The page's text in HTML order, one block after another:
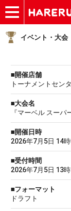
ショップ
買取
記事
デッキ検索
デッキ構築
選手一覧
店舗一覧
イベント
ヘルプ
お問い合わせ
イベント・大会
■開催店舗
トーナメントセン
■大会名
『マーベル スー
■開催日時
2026年7月5日 14
■受付時間
2026年7月5日 13
■フォーマット
ドラフト